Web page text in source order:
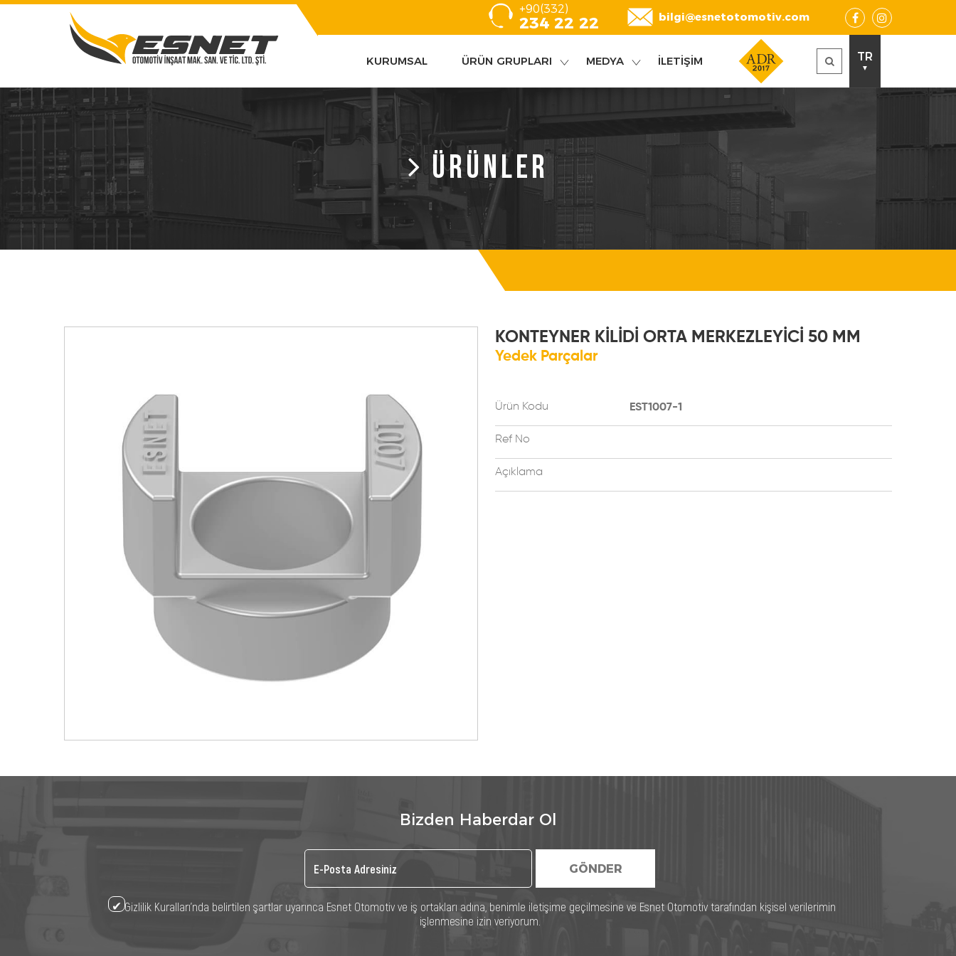
bilgi@esnetotomotiv.com
+90(332)
234 22 22
KURUMSAL ÜRÜN GRUPLARI MEDYA İLETİŞİM TR
▼
ÜRÜNLER
KONTEYNER KİLİDİ ORTA MERKEZLEYİCİ 50 MM
Yedek Parçalar
Ürün Kodu EST1007-1
Ref No
Açıklama
Bizden Haberdar Ol
GÖNDER
Gizlilik Kuralları’nda belirtilen şartlar uyarınca Esnet Otomotiv ve iş ortakları adına, benimle iletişime geçilmesine ve Esnet Otomotiv tarafından kişisel verilerimin
işlenmesine izin veriyorum.